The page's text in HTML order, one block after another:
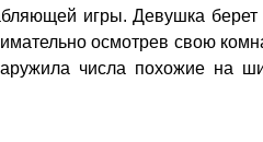
игры. Девушка берет
осмотрев свою
числа похожие на